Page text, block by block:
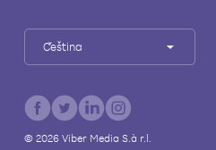
Čeština
© 2026Viber Media S.à r.l.